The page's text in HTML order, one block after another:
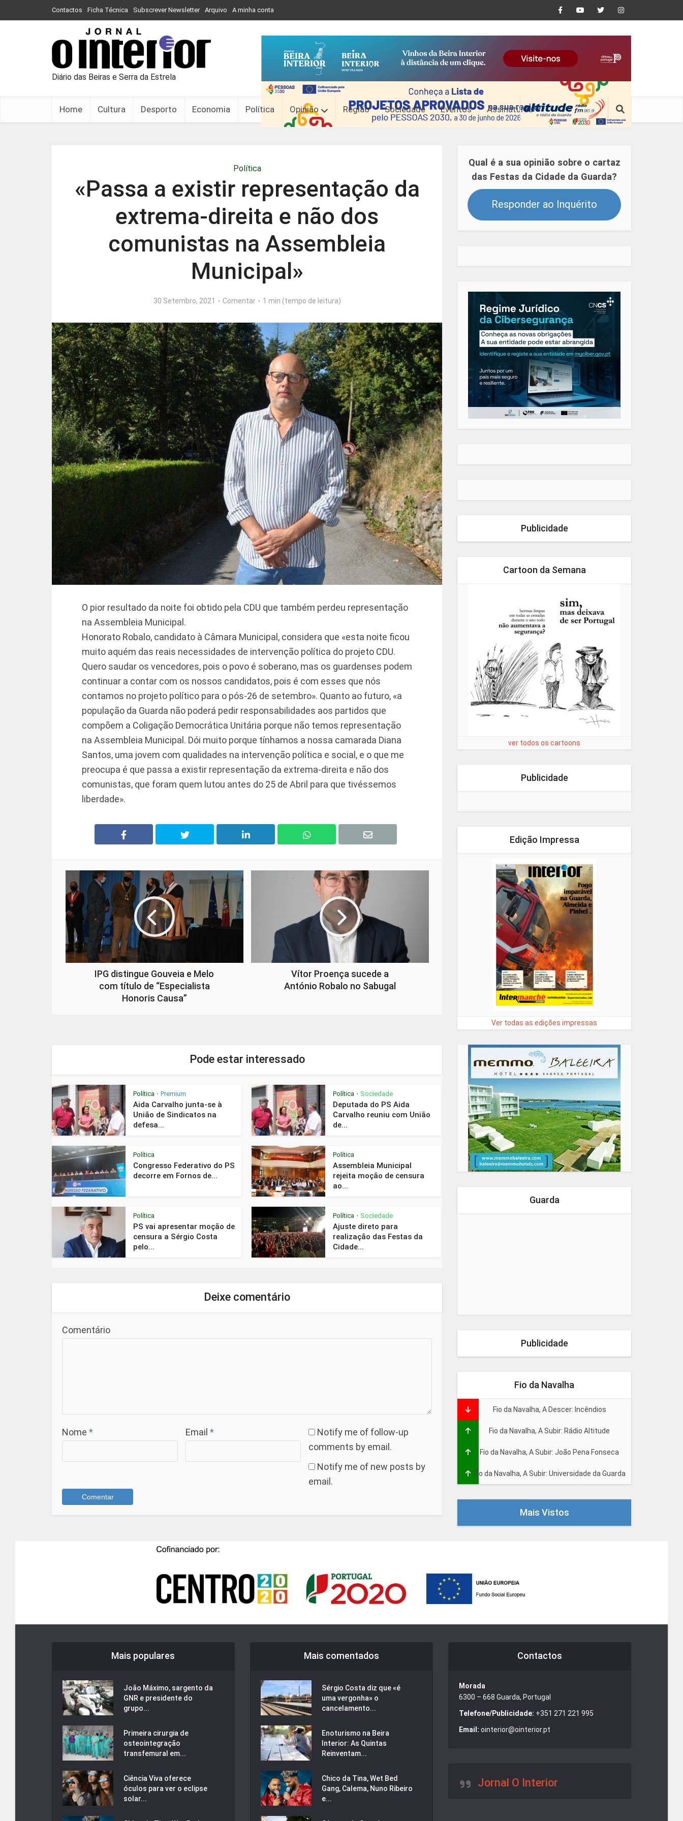
Contactos Ficha Técnica Subscrever Newsletter Arquivo A minha conta
Diário das Beiras e Serra da Estrela
Home Cultura Desporto Economia Política Opinião Região Sociedade Eventos Assinaturas
Política
«Passa a existir representação da
extrema-direita e não dos
comunistas na Assembleia
Municipal»
30 Setembro, 2021 Comentar 1 min (tempo de leitura)
O pior resultado da noite foi obtido pela CDU que também perdeu representação
na Assembleia Municipal.
Honorato Robalo, candidato à Câmara Municipal, considera que «esta noite ficou
muito aquém das reais necessidades de intervenção política do projeto CDU.
Quero saudar os vencedores, pois o povo é soberano, mas os guardenses podem
continuar a contar com os nossos candidatos, pois é com esses que nós
contamos no projeto político para o pós-26 de setembro». Quanto ao futuro, «a
população da Guarda não poderá pedir responsabilidades aos partidos que
compõem a Coligação Democrática Unitária porque não temos representação
na Assembleia Municipal. Dói muito porque tínhamos a nossa camarada Diana
Santos, uma jovem com qualidades na intervenção política e social, e o que me
preocupa é que passa a existir representação da extrema-direita e não dos
comunistas, que foram quem lutou antes do 25 de Abril para que tivéssemos
liberdade».
IPG distingue Gouveia e Melo
com título de “Especialista
Honoris Causa”
Vítor Proença sucede a
António Robalo no Sabugal
Pode estar interessado
Política • Premium
Aida Carvalho junta-se à
União de Sindicatos na
defesa...
Política • Sociedade
Deputada do PS Aida
Carvalho reuniu com União
de...
Política
Congresso Federativo do PS
decorre em Fornos de...
Política
Assembleia Municipal
rejeita moção de censura
ao...
Política
PS vai apresentar moção de
censura a Sérgio Costa
pelo...
Política • Sociedade
Ajuste direto para
realização das Festas da
Cidade...
Deixe comentário
Comentário
Nome * Email *
Notify me of follow-up
comments by email.
Notify me of new posts by
email.
Qual é a sua opinião sobre o cartaz
das Festas da Cidade da Guarda?
Responder ao Inquérito
Publicidade
Cartoon da Semana
ver todos os cartoons
Publicidade
Edição Impressa
Ver todas as edições impressas
Guarda
Publicidade
Fio da Navalha
Fio da Navalha, A Descer: Incêndios
Fio da Navalha, A Subir: Rádio Altitude
Fio da Navalha, A Subir: João Pena Fonseca
Fio da Navalha, A Subir: Universidade da Guarda
Mais Vistos
Mais populares
João Máximo, sargento da
GNR e presidente do
grupo...
Primeira cirurgia de
osteointegração
transfemural em...
Ciência Viva oferece
óculos para ver o eclipse
solar...
Mais comentados
Sérgio Costa diz que «é
uma vergonha» o
cancelamento...
Enoturismo na Beira
Interior: As Quintas
Reinventam...
Chico da Tina, Wet Bed
Gang, Calema, Nuno Ribeiro
e...
Contactos
Morada
6300 – 668 Guarda, Portugal
Telefone/Publicidade: +351 271 221 995
Email: ointerior@ointerior.pt
Jornal O Interior